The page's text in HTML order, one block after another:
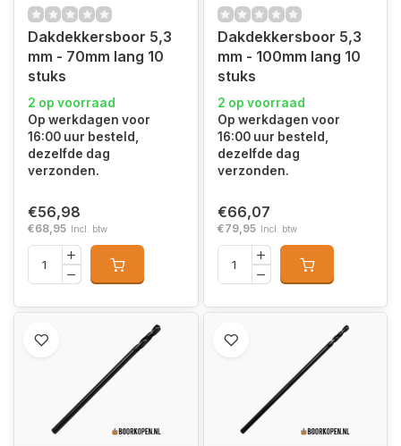
Dakdekkersboor 5,3
mm - 70mm lang 10
stuks
2 op voorraad
Op werkdagen voor
16:00 uur besteld,
dezelfde dag
verzonden.
€56,98
€68,95 Incl. btw
Dakdekkersboor 5,3
mm - 100mm lang 10
stuks
2 op voorraad
Op werkdagen voor
16:00 uur besteld,
dezelfde dag
verzonden.
€66,07
€79,95 Incl. btw